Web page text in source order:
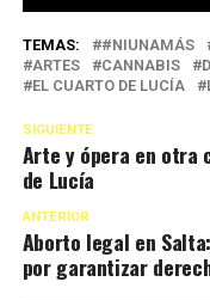
TEMAS: #NIUNAMÁS
ARTES
CANNABIS
EL CUARTO DE LUCÍA
SIGUIENTE
Arte y ópera en otra
de Lucía
ANTERIOR
Aborto legal en
por garantizar